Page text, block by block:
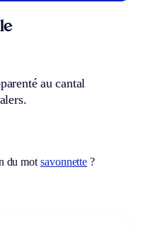
au cantal
du mot savonnette ?